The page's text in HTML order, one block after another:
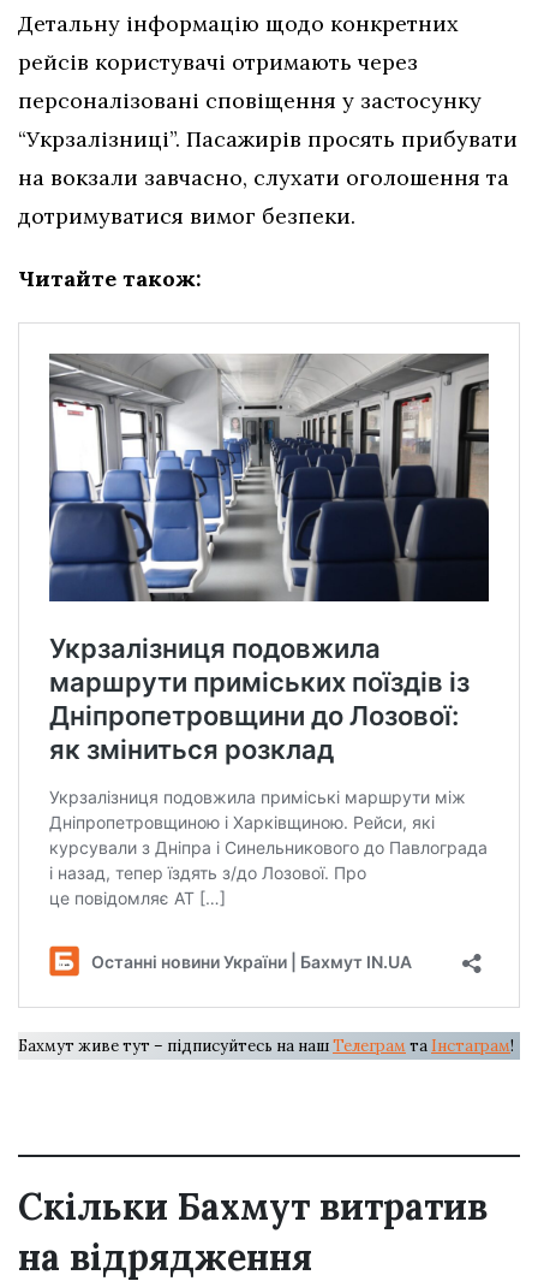
Детальну інформацію щодо конкретних
рейсів користувачі отримають через
персоналізовані сповіщення у застосунку
“Укрзалізниці”. Пасажирів просять прибувати
на вокзали завчасно, слухати оголошення та
дотримуватися вимог безпеки.
Читайте також:
Бахмут живе тут – підписуйтесь на нашТелеграм та Інстаграм!
Скільки Бахмут витратив
на відрядження